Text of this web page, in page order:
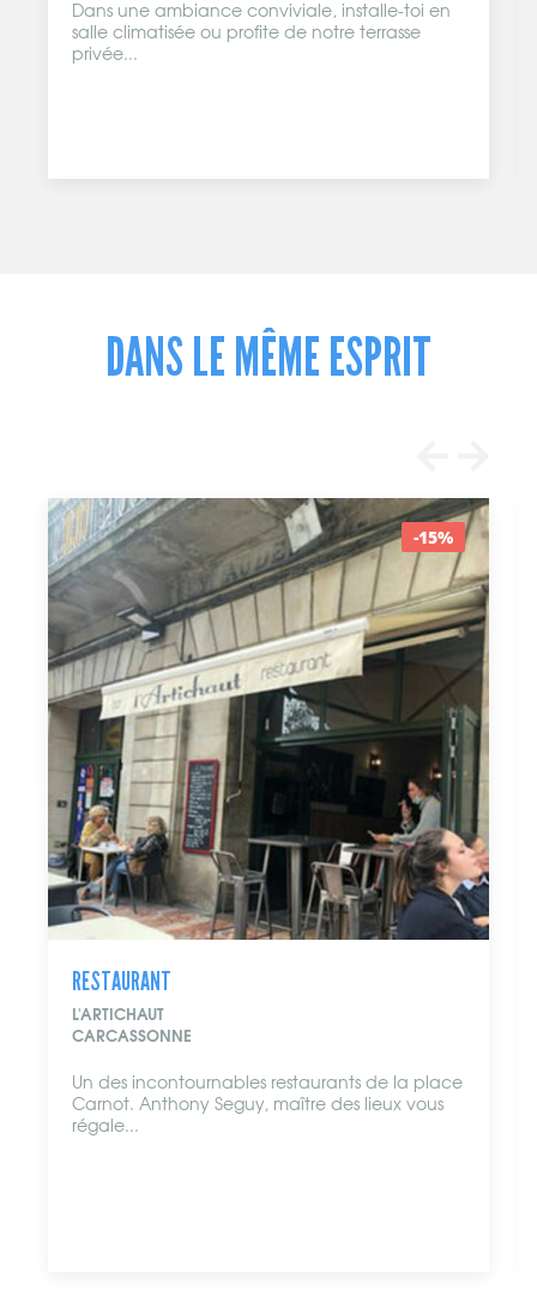
Dans une ambiance conviviale, installe-toi en
salle climatisée ou profite de notre terrasse
privée...
DANS LE MÊME ESPRIT
-15%
RESTAURANT
L'ARTICHAUT
CARCASSONNE
Un des incontournables restaurants de la place
Carnot. Anthony Seguy, maître des lieux vous
régale...